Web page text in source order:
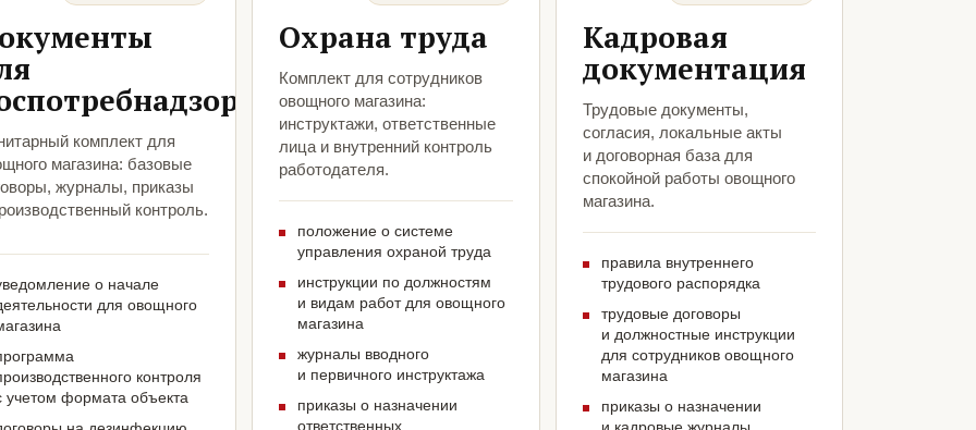
комплект для
магазина: базовые
журналы, приказы
контроль.
о начале
для овощного
контроля
учетом формата объекта
Охрана труда
Комплект для сотрудников
овощного магазина:
инструктажи, ответственные
лица и внутренний контроль
работодателя.
положение о системе
управления охраной труда
инструкции по должностям
и видам работ для овощного
магазина
журналы вводного
и первичного инструктажа
приказы о назначении
ответственных
Кадровая
документация
Трудовые документы,
согласия, локальные акты
и договорная база для
спокойной работы овощного
магазина.
правила внутреннего
трудового распорядка
трудовые договоры
и должностные инструкции
для сотрудников овощного
магазина
приказы о назначении